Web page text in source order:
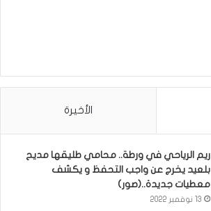
الأخيرة
ريم الرياحي في ورطة.. محامي طليقها مديح
بلعيد يخرج عن واجب التحفظ و يكشف
معطيات جديدة..(صور)
13 نوفمبر 2022